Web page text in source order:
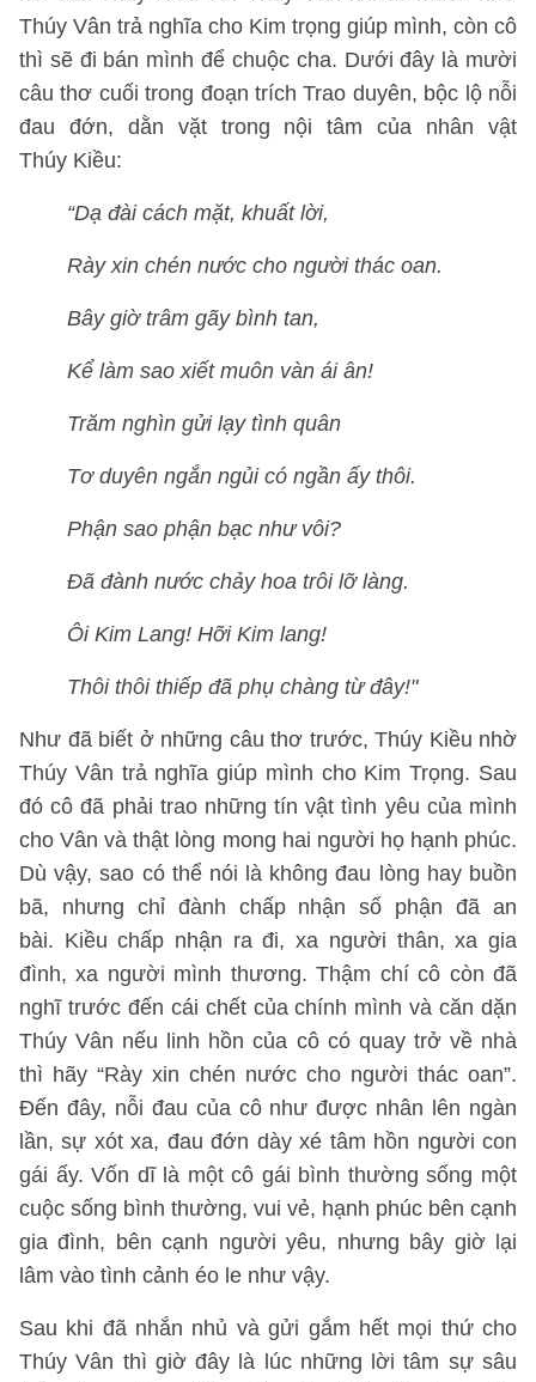
Thúy Vân trả nghĩa cho Kim trọng giúp mình, còn cô
thì sẽ đi bán mình để chuộc cha. Dưới đây là mười
câu thơ cuối trong đoạn trích Trao duyên, bộc lộ nỗi
đau đớn, dằn vặt trong nội tâm của nhân vật
Thúy Kiều:
“Dạ đài cách mặt, khuất lời,
Rày xin chén nước cho người thác oan.
Bây giờ trâm gãy bình tan,
Kể làm sao xiết muôn vàn ái ân!
Trăm nghìn gửi lạy tình quân
Tơ duyên ngắn ngủi có ngần ấy thôi.
Phận sao phận bạc như vôi?
Đã đành nước chảy hoa trôi lỡ làng.
Ôi Kim Lang! Hỡi Kim lang!
Thôi thôi thiếp đã phụ chàng từ đây!"
Như đã biết ở những câu thơ trước, Thúy Kiều nhờ
Thúy Vân trả nghĩa giúp mình cho Kim Trọng. Sau
đó cô đã phải trao những tín vật tình yêu của mình
cho Vân và thật lòng mong hai người họ hạnh phúc.
Dù vậy, sao có thể nói là không đau lòng hay buồn
bã, nhưng chỉ đành chấp nhận số phận đã an
bài. Kiều chấp nhận ra đi, xa người thân, xa gia
đình, xa người mình thương. Thậm chí cô còn đã
nghĩ trước đến cái chết của chính mình và căn dặn
Thúy Vân nếu linh hồn của cô có quay trở về nhà
thì hãy “Rày xin chén nước cho người thác oan”.
Đến đây, nỗi đau của cô như được nhân lên ngàn
lần, sự xót xa, đau đớn dày xé tâm hồn người con
gái ấy. Vốn dĩ là một cô gái bình thường sống một
cuộc sống bình thường, vui vẻ, hạnh phúc bên cạnh
gia đình, bên cạnh người yêu, nhưng bây giờ lại
lâm vào tình cảnh éo le như vậy.
Sau khi đã nhắn nhủ và gửi gắm hết mọi thứ cho
Thúy Vân thì giờ đây là lúc những lời tâm sự sâu